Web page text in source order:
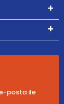
posta ile